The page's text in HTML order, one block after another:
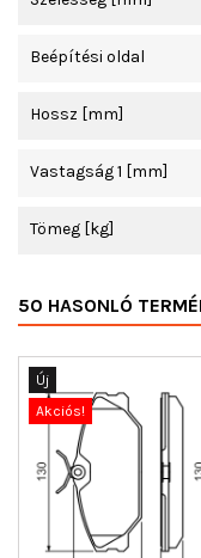
Beépítési oldal
Hossz [mm]
Vastagság 1 [mm]
Tömeg [kg]
50 HASONLÓ
Új
Akciós!